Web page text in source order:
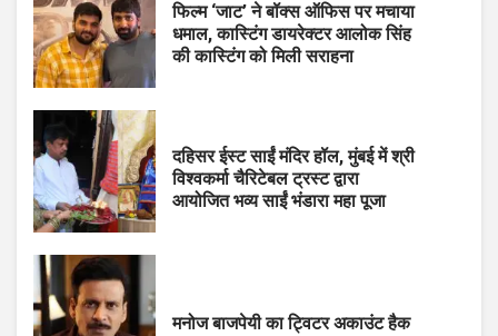
फिल्म ‘जाट’ ने बॉक्स ऑफिस पर मचाया
धमाल, कास्टिंग डायरेक्टर आलोक सिंह
की कास्टिंग को मिली सराहना
दहिसर ईस्ट साईं मंदिर हॉल, मुंबई में श्री
विश्वकर्मा चैरिटेबल ट्रस्ट द्वारा
आयोजित भव्य साईं भंडारा महा पूजा
मनोज बाजपेयी का ट्विटर अकाउंट हैक